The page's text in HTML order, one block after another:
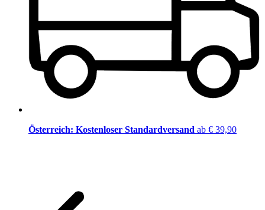
Österreich: Kostenloser Standardversand ab € 39,90